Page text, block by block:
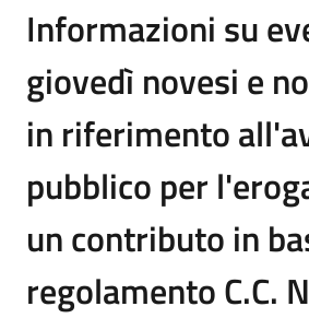
Informazioni su
giovedì novesi e
in riferimento
pubblico per
un contributo in
regolamento C.C.